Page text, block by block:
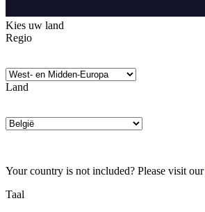
Kies uw land
Regio
Land
Your country is not included? Please visit our
Taal